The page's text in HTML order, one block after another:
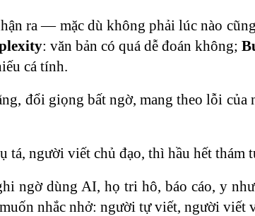
ra — mặc dù không phải lúc nào
: văn bản có quá dễ đoán không;
cá tính.
đổi giọng bất ngờ, mang theo lỗi của
tá, người viết chủ đạo, thì hầu hết thám
ngờ dùng AI, họ tri hô, báo cáo, y
nhắc nhở: người tự viết, người viết